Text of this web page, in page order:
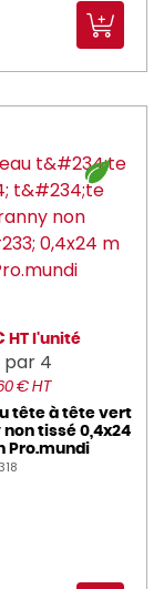
HT l'unité
par 4
€ HT
tête à tête vert
tissé 0,4x24
Pro.mundi